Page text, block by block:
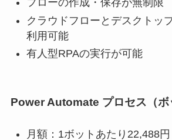
フローの作成・保存が無制限
クラウドフローとデスクトッ
利用可能
有人型RPAの実行が可能
Power Automate プロセス （
月額：1ボットあたり22,488